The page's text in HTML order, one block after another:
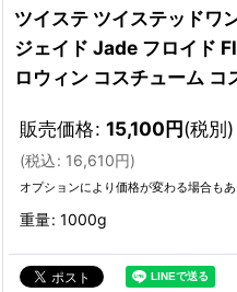
ツイステ ツイステッドワ
ジェイド Jade フロイド
ロウィン コスチューム
販売価格: 15,100円(税別)
(税込: 16,610円)
オプションにより価格が変わる場合もあ
重量: 1000g